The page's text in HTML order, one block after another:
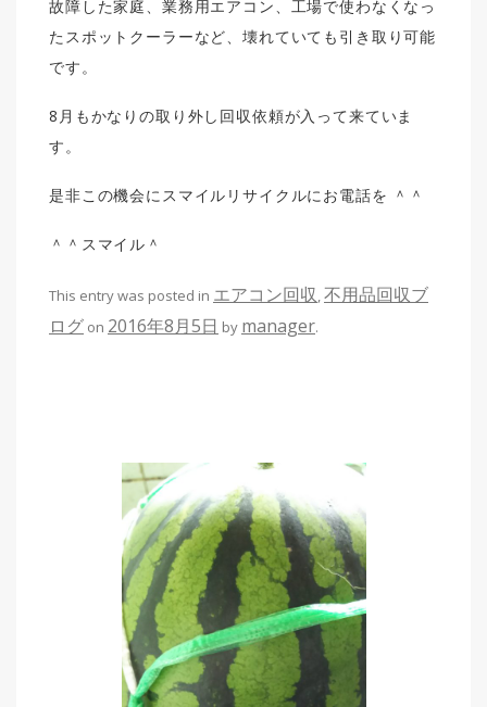
故障した家庭、業務用エアコン、工場で使わなくなっ
たスポットクーラーなど、壊れていても引き取り可能
です。
8月もかなりの取り外し回収依頼が入って来ていま
す。
是非この機会にスマイルリサイクルにお電話を ＾＾
＾＾スマイル＾
This entry was posted in エアコン回収,不用品回収ブ
ログ on 2016年8月5日 by manager.